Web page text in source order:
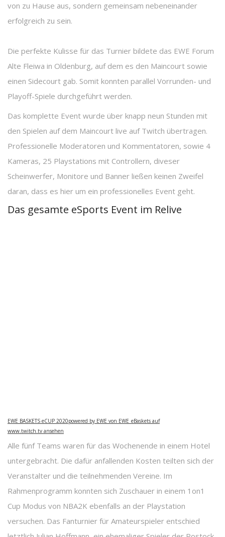
von zu Hause aus, sondern gemeinsam nebeneinander
erfolgreich zu sein.
Die perfekte Kulisse für das Turnier bildete das EWE Forum
Alte Fleiwa in Oldenburg, auf dem es den Maincourt sowie
einen Sidecourt gab. Somit konnten parallel Vorrunden- und
Playoff-Spiele durchgeführt werden.
Das komplette Event wurde über knapp neun Stunden mit
den Spielen auf dem Maincourt live auf Twitch übertragen.
Professionelle Moderatoren und Kommentatoren, sowie 4
Kameras, 25 Playstations mit Controllern, diveser
Scheinwerfer, Monitore und Banner ließen keinen Zweifel
daran, dass es hier um ein professionelles Event geht.
Das gesamte eSports Event im Relive
EWE BASKETS eCUP 2020powered by EWE von EWE_eBaskets auf
www.twitch.tv ansehen
Alle fünf Teams waren für das Wochenende in einem Hotel
untergebracht. Die dafür anfallenden Kosten teilten sich der
Veranstalter und die teilnehmenden Vereine. Im
Rahmenprogramm konnten sich Zuschauer in einem 1on1
Cup Modus von NBA2K ebenfalls an der Playstation
versuchen. Das Fanturnier für Amateurspieler entschied